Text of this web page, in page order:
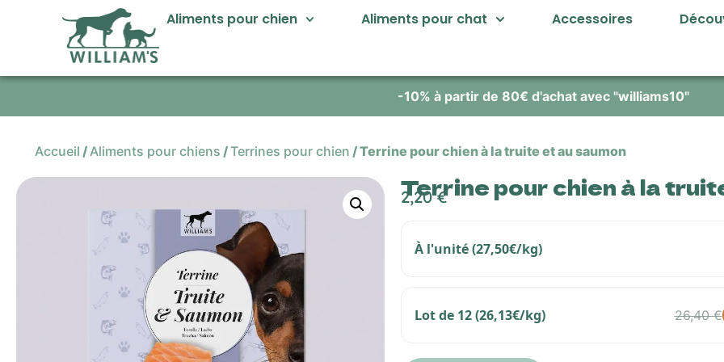
Aliments pour chien Aliments pour chat Accessoires
-10% à partir de 80€ d'achat avec "williams10"
Accueil / Aliments pour chiens /Terrines pour chien /Terrine pour chien à la truite et au saumon
Terrine pour chien à la
2,20€
À l'unité (27,50€/kg)
Lot de 12 (26,13€/kg) 26,40€